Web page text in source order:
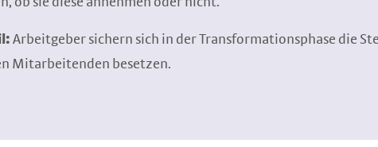
Arbeitgeber sichern sich in der Transformationsphase die
Mitarbeitenden besetzen.